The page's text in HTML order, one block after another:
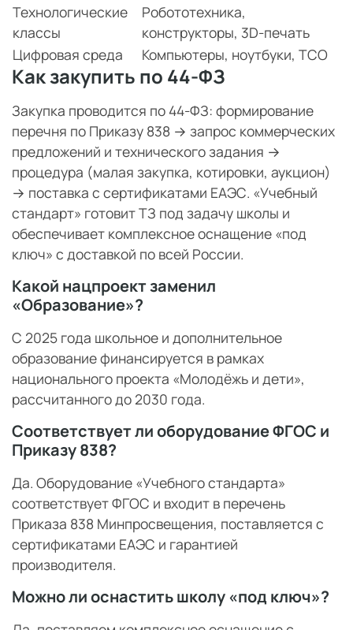
Технологические
классы
Робототехника,
конструкторы, 3D-печать
Цифровая среда
Компьютеры, ноутбуки, ТСО
Как закупить по 44-ФЗ
Закупка проводится по 44-ФЗ: формирование
перечня по Приказу 838 → запрос коммерческих
предложений и технического задания →
процедура (малая закупка, котировки, аукцион)
→ поставка с сертификатами ЕАЭС. «Учебный
стандарт» готовит ТЗ под задачу школы и
обеспечивает комплексное оснащение «под
ключ» с доставкой по всей России.
Какой нацпроект заменил
«Образование»?
С 2025 года школьное и дополнительное
образование финансируется в рамках
национального проекта «Молодёжь и дети»,
рассчитанного до 2030 года.
Соответствует ли оборудование ФГОС и
Приказу 838?
Да. Оборудование «Учебного стандарта»
соответствует ФГОС и входит в перечень
Приказа 838 Минпросвещения, поставляется с
сертификатами ЕАЭС и гарантией
производителя.
Можно ли оснастить школу «под ключ»?